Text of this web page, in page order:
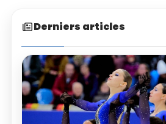
Derniers articles